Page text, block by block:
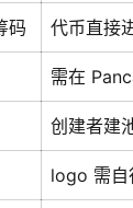
码 代币直接
需在
创建者建
logo 需自